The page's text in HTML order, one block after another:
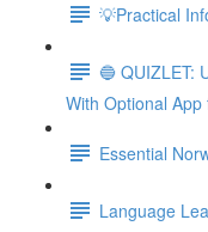
💡Practical
🔵 QUIZLET:
With Optional
Essential
Language